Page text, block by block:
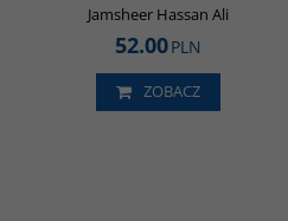
Jamsheer Hassan Ali
52.00PLN
ZOBACZ